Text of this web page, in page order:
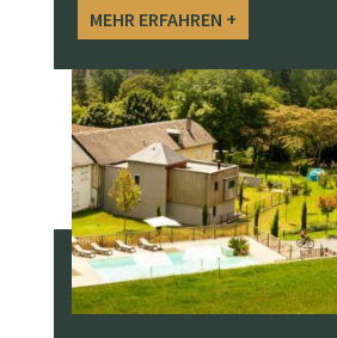
MEHR ERFAHREN +